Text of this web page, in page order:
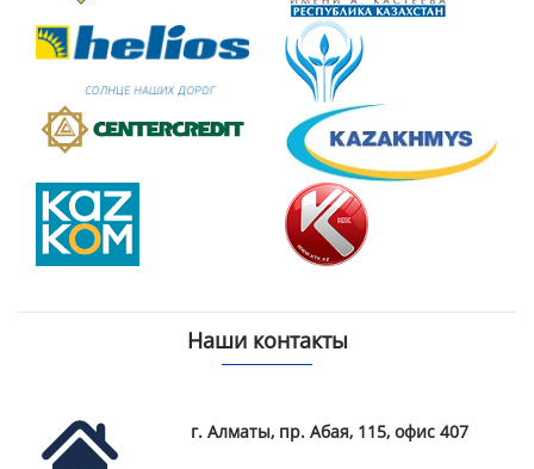
Наши контакты
г. Алматы, пр. Абая, 115, офис 407